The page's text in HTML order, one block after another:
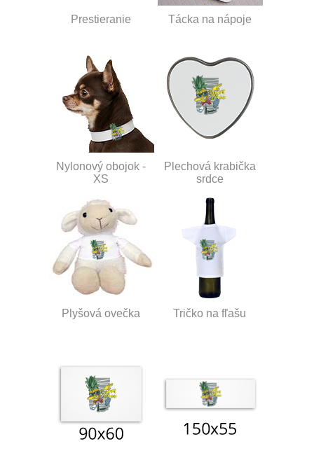
Prestieranie Tácka na nápoje
Nylonový obojok -
XS
Plechová krabička
srdce
Plyšová ovečka Tričko na fľašu